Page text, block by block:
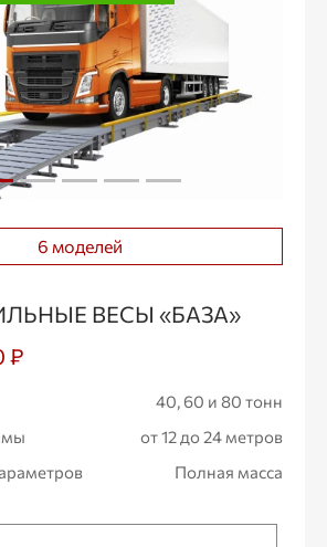
6 моделей
ВЕСЫ «БАЗА»
₽
40, 60 и 80 тонн
от 12 до 24 метров
Полная масса